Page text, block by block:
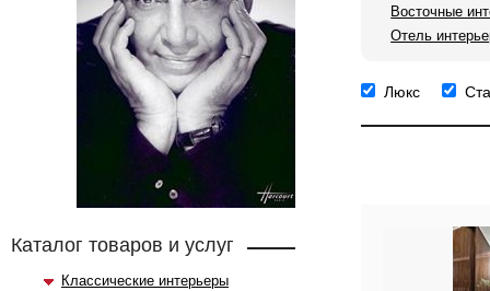
Каталог товаров и услуг
Классические интерьеры
Восточные
Отель
Люкс